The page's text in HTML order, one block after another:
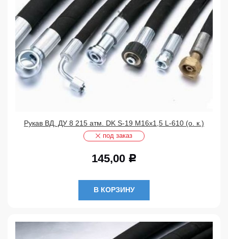
Рукав ВД. ДУ 8 215 атм. DK S-19 М16х1,5 L-610 (о. к.)
под заказ
145,00 Р
В КОРЗИНУ